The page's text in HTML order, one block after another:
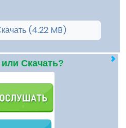
(4.22 MB)
Скачать?